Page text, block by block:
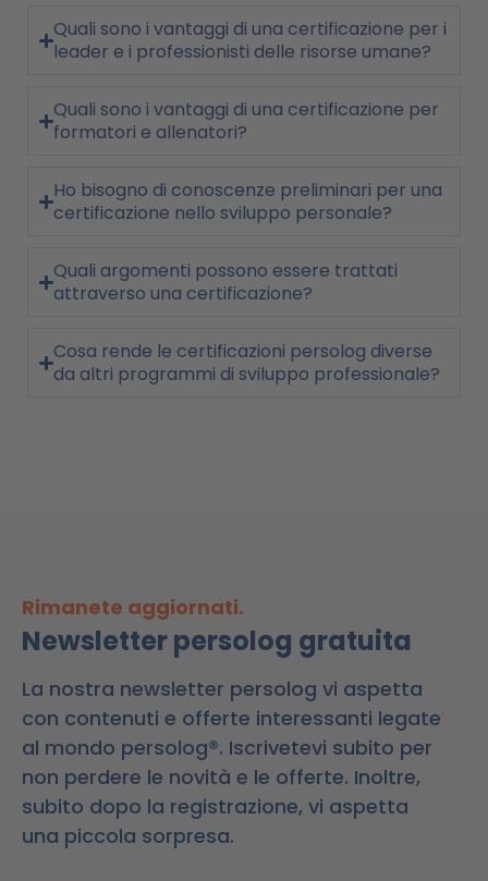
Quali sono i vantaggi di una certificazione per i
leader e i professionisti delle risorse umane?
Quali sono i vantaggi di una certificazione per
formatori e allenatori?
Ho bisogno di conoscenze preliminari per una
certificazione nello sviluppo personale?
Quali argomenti possono essere trattati
attraverso una certificazione?
Cosa rende le certificazioni persolog diverse
da altri programmi di sviluppo professionale?
Rimanete aggiornati.
Newsletter persolog gratuita
La nostra newsletter persolog vi aspetta
con contenuti e offerte interessanti legate
al mondo persolog®. Iscrivetevi subito per
non perdere le novità e le offerte. Inoltre,
subito dopo la registrazione, vi aspetta
una piccola sorpresa.